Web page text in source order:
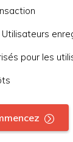
Utilisateurs
pour les